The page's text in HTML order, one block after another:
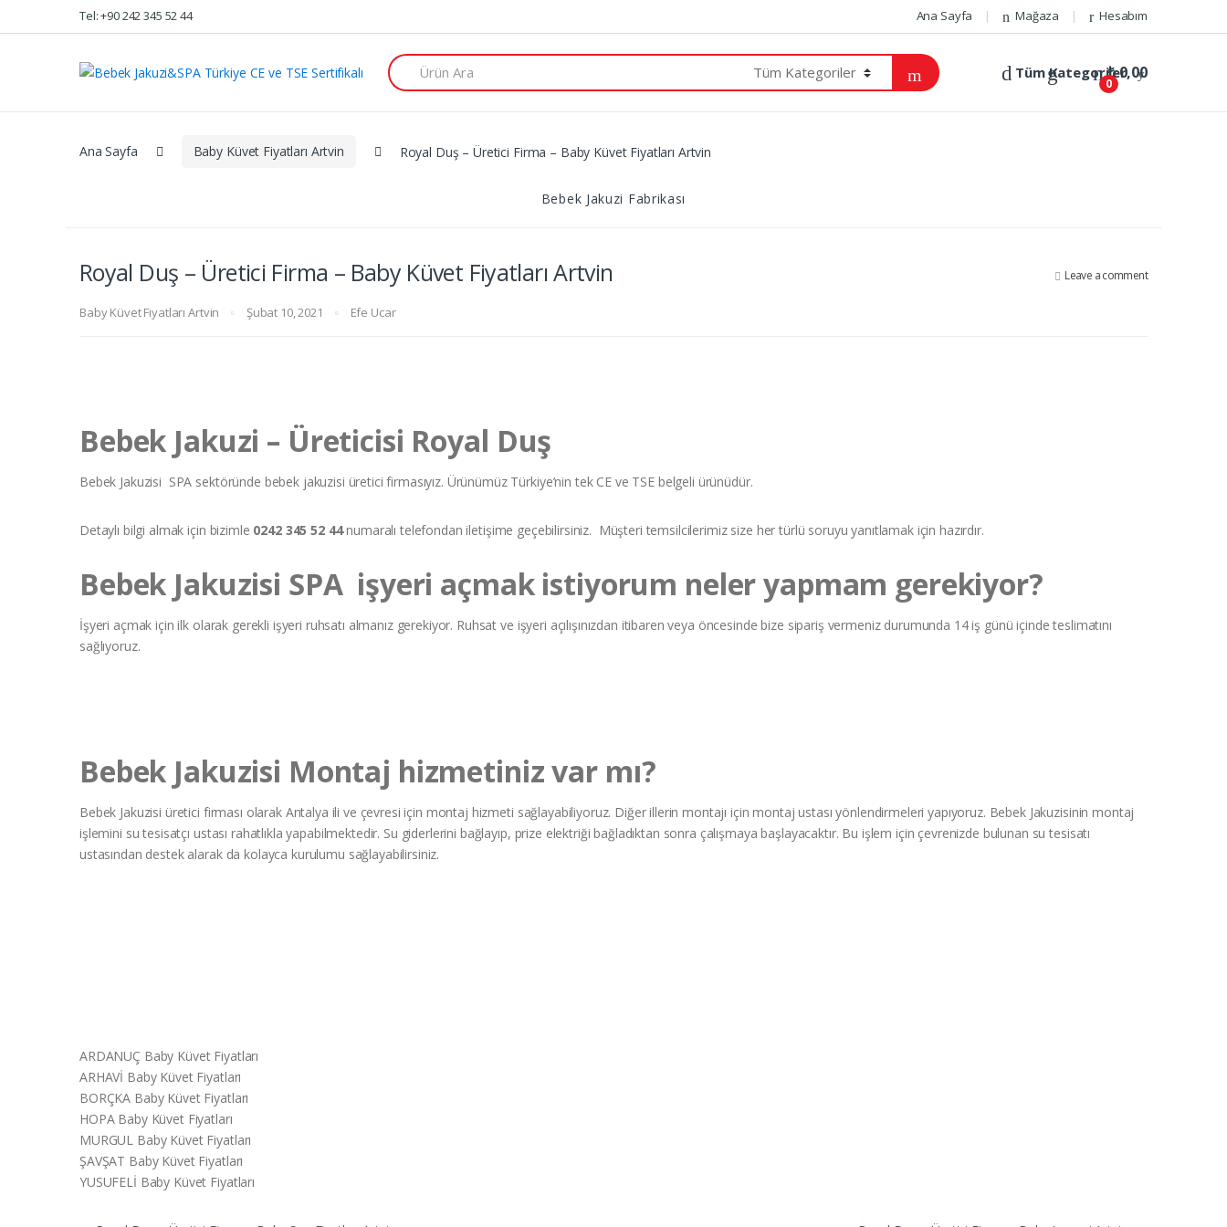
to
to
Tel: +90 242 345 52 44 Ana Sayfa Mağaza Hesabım
Tüm Kategoriler
Search
for:
0
₺0,00
Ana Sayfa Baby Küvet Fiyatları Artvin Royal Duş – Üretici Firma – Baby Küvet Fiyatları Artvin
Bebek Jakuzi Fabrikası
Royal Duş – Üretici Firma – Baby Küvet Fiyatları Artvin Leave a comment
Baby Küvet Fiyatları Artvin Şubat 10, 2021 Efe Ucar
Bebek Jakuzi – Üreticisi Royal Duş
Bebek Jakuzisi SPA sektöründe bebek jakuzisi üretici firmasıyız. Ürünümüz Türkiye’nin tek CE ve TSE belgeli ürünüdür.
Detaylı bilgi almak için bizimle 0242 345 52 44numaralı telefondan iletişime geçebilirsiniz. Müşteri temsilcilerimiz size her türlü soruyu yanıtlamak için hazırdır.
Bebek Jakuzisi SPA işyeri açmak istiyorum neler yapmam gerekiyor?
İşyeri açmak için ilk olarak gerekli işyeri ruhsatı almanız gerekiyor. Ruhsat ve işyeri açılışınızdan itibaren veya öncesinde bize sipariş vermeniz durumunda 14 iş günü içinde teslimatını
sağlıyoruz.
Bebek Jakuzisi Montaj hizmetiniz var mı?
Bebek Jakuzisi üretici firması olarak Antalya ili ve çevresi için montaj hizmeti sağlayabiliyoruz. Diğer illerin montajı için montaj ustası yönlendirmeleri yapıyoruz. Bebek Jakuzisinin montaj
işlemini su tesisatçı ustası rahatlıkla yapabilmektedir. Su giderlerini bağlayıp, prize elektriği bağladıktan sonra çalışmaya başlayacaktır. Bu işlem için çevrenizde bulunan su tesisatı
ustasından destek alarak da kolayca kurulumu sağlayabilirsiniz.
ARDANUÇ Baby Küvet Fiyatları
ARHAVİ Baby Küvet Fiyatları
BORÇKA Baby Küvet Fiyatları
HOPA Baby Küvet Fiyatları
MURGUL Baby Küvet Fiyatları
ŞAVŞAT Baby Küvet Fiyatları
YUSUFELİ Baby Küvet Fiyatları